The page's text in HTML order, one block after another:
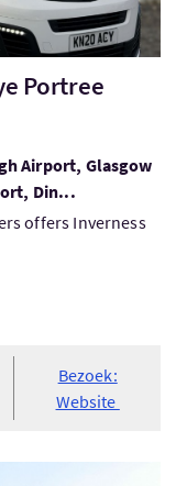
Portree
Airport, Glasgow
Din...
offers Inverness
Bezoek:
Website
Miss Cranston -